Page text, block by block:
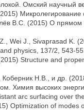
Омский научный
Микролегирование
В.С. (2015) О прямом
Wei J., Sivaprasad K.
physics, 137/2, 543-
Structure and
Н.В., и др.
Химия высоких
arc surfacing over
Optimization of